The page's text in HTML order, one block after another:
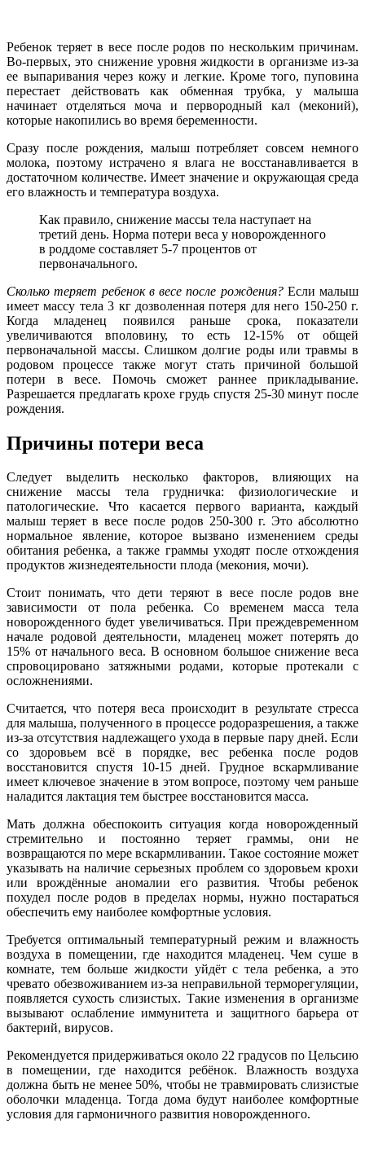
Ребенок теряет в весе после родов по нескольким причинам.
Во-первых, это снижение уровня жидкости в организме из-за
ее выпаривания через кожу и легкие. Кроме того, пуповина
перестает действовать как обменная трубка, у малыша
начинает отделяться моча и первородный кал (меконий),
которые накопились во время беременности.
Сразу после рождения, малыш потребляет совсем немного
молока, поэтому истрачено я влага не восстанавливается в
достаточном количестве. Имеет значение и окружающая среда
его влажность и температура воздуха.
Как правило, снижение массы тела наступает на
третий день. Норма потери веса у новорожденного
в роддоме составляет 5-7 процентов от
первоначального.
Сколько теряет ребенок в весе после рождения?Если малыш
имеет массу тела 3 кг дозволенная потеря для него 150-250 г.
Когда младенец появился раньше срока, показатели
увеличиваются вполовину, то есть 12-15% от общей
первоначальной массы. Слишком долгие роды или травмы в
родовом процессе также могут стать причиной большой
потери в весе. Помочь сможет раннее прикладывание.
Разрешается предлагать крохе грудь спустя 25-30 минут после
рождения.
Причины потери веса
Следует выделить несколько факторов, влияющих на
снижение массы тела грудничка: физиологические и
патологические. Что касается первого варианта, каждый
малыш теряет в весе после родов 250-300 г. Это абсолютно
нормальное явление, которое вызвано изменением среды
обитания ребенка, а также граммы уходят после отхождения
продуктов жизнедеятельности плода (мекония, мочи).
Стоит понимать, что дети теряют в весе после родов вне
зависимости от пола ребенка. Со временем масса тела
новорожденного будет увеличиваться. При преждевременном
начале родовой деятельности, младенец может потерять до
15% от начального веса. В основном большое снижение веса
спровоцировано затяжными родами, которые протекали с
осложнениями.
Считается, что потеря веса происходит в результате стресса
для малыша, полученного в процессе родоразрешения, а также
из-за отсутствия надлежащего ухода в первые пару дней. Если
со здоровьем всё в порядке, вес ребенка после родов
восстановится спустя 10-15 дней. Грудное вскармливание
имеет ключевое значение в этом вопросе, поэтому чем раньше
наладится лактация тем быстрее восстановится масса.
Мать должна обеспокоить ситуация когда новорожденный
стремительно и постоянно теряет граммы, они не
возвращаются по мере вскармливании. Такое состояние может
указывать на наличие серьезных проблем со здоровьем крохи
или врождённые аномалии его развития. Чтобы ребенок
похудел после родов в пределах нормы, нужно постараться
обеспечить ему наиболее комфортные условия.
Требуется оптимальный температурный режим и влажность
воздуха в помещении, где находится младенец. Чем суше в
комнате, тем больше жидкости уйдёт с тела ребенка, а это
чревато обезвоживанием из-за неправильной терморегуляции,
появляется сухость слизистых. Такие изменения в организме
вызывают ослабление иммунитета и защитного барьера от
бактерий, вирусов.
Рекомендуется придерживаться около 22 градусов по Цельсию
в помещении, где находится ребёнок. Влажность воздуха
должна быть не менее 50%, чтобы не травмировать слизистые
оболочки младенца. Тогда дома будут наиболее комфортные
условия для гармоничного развития новорожденного.